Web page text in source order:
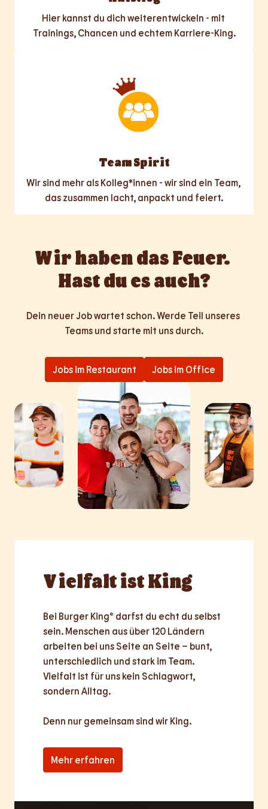
Hier kannst du dich weiterentwickeln - mit
Trainings, Chancen und echtem Karriere-King.
Team Spirit
Wir sind mehr als Kolleg*innen - wir sind ein Team,
das zusammen lacht, anpackt und feiert.
Wir haben das Feuer.
Hast du es auch?
Dein neuer Job wartet schon. Werde Teil unseres
Teams und starte mit uns durch.
Jobs im Restaurant Jobs im Office
Vielfaltist King
Bei Burger King® darfst du echt du selbst
sein. Menschen aus über 120 Ländern
arbeiten bei uns Seite an Seite – bunt,
unterschiedlich und stark im Team.
Vielfalt ist für uns kein Schlagwort,
sondern Alltag.
Denn nur gemeinsamsind wir King.
Mehr erfahren